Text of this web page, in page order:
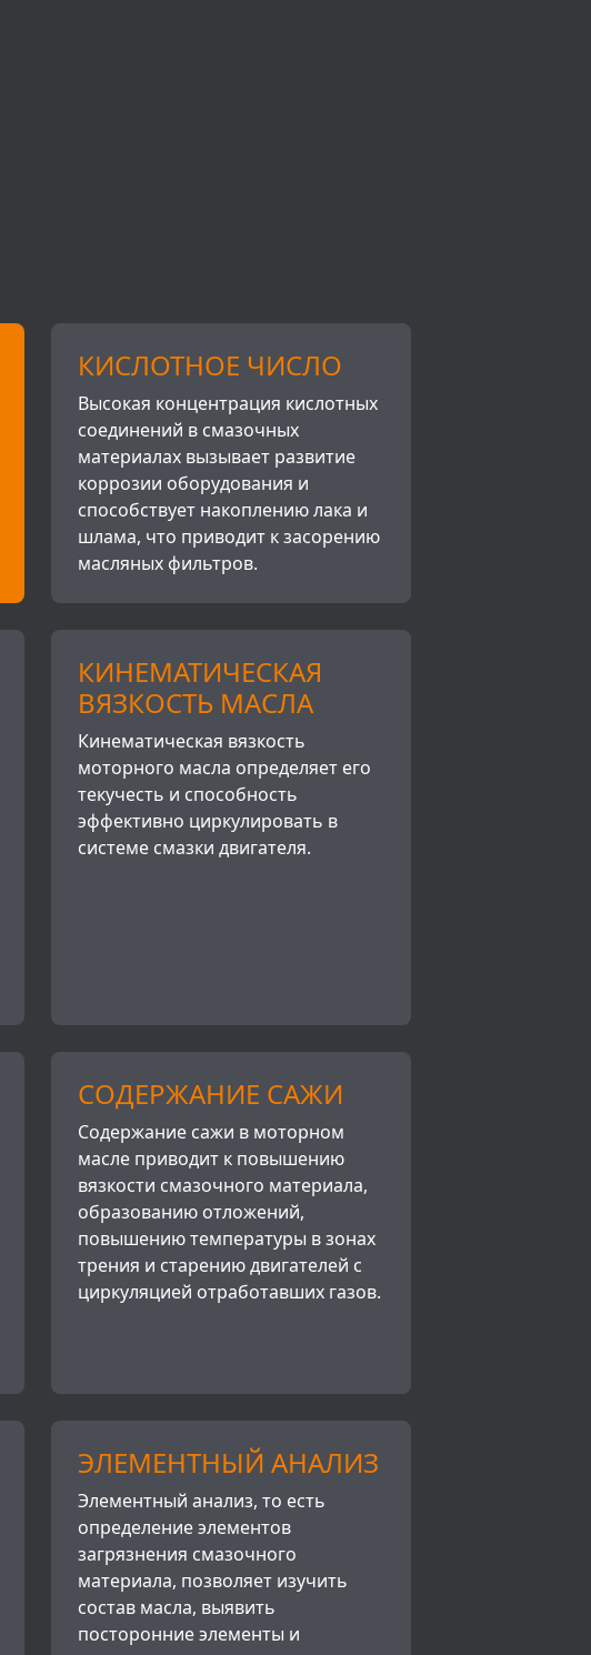
КИСЛОТНОЕ ЧИСЛО
Высокая концентрация кислотных
соединений в смазочных
материалах вызывает развитие
коррозии оборудования и
способствует накоплению лака и
шлама, что приводит к засорению
масляных фильтров.
КИНЕМАТИЧЕСКАЯ
ВЯЗКОСТЬ МАСЛА
Кинематическая вязкость
моторного масла определяет его
текучесть и способность
эффективно циркулировать в
системе смазки двигателя.
СОДЕРЖАНИЕ САЖИ
Содержание сажи в моторном
масле приводит к повышению
вязкости смазочного материала,
образованию отложений,
повышению температуры в зонах
трения и старению двигателей с
циркуляцией отработавших газов.
ЭЛЕМЕНТНЫЙ АНАЛИЗ
Элементный анализ, то есть
определение элементов
загрязнения смазочного
материала, позволяет изучить
состав масла, выявить
посторонние элементы и